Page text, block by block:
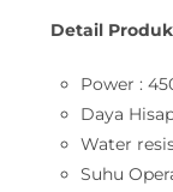
Detail
Power :
Daya
Water
Suhu